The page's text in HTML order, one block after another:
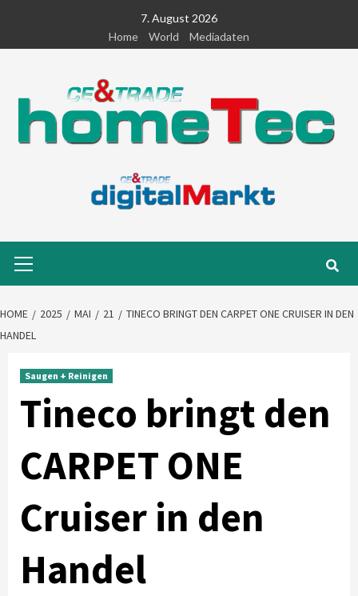
content
7. August 2026
Home
World Mediadaten
Menu
HOME 2025 MAI 21
TINECO BRINGT DEN CARPET ONE CRUISER IN DEN
HANDEL
Saugen + Reinigen
Tineco bringt den
CARPET ONE
Cruiser in den
Handel